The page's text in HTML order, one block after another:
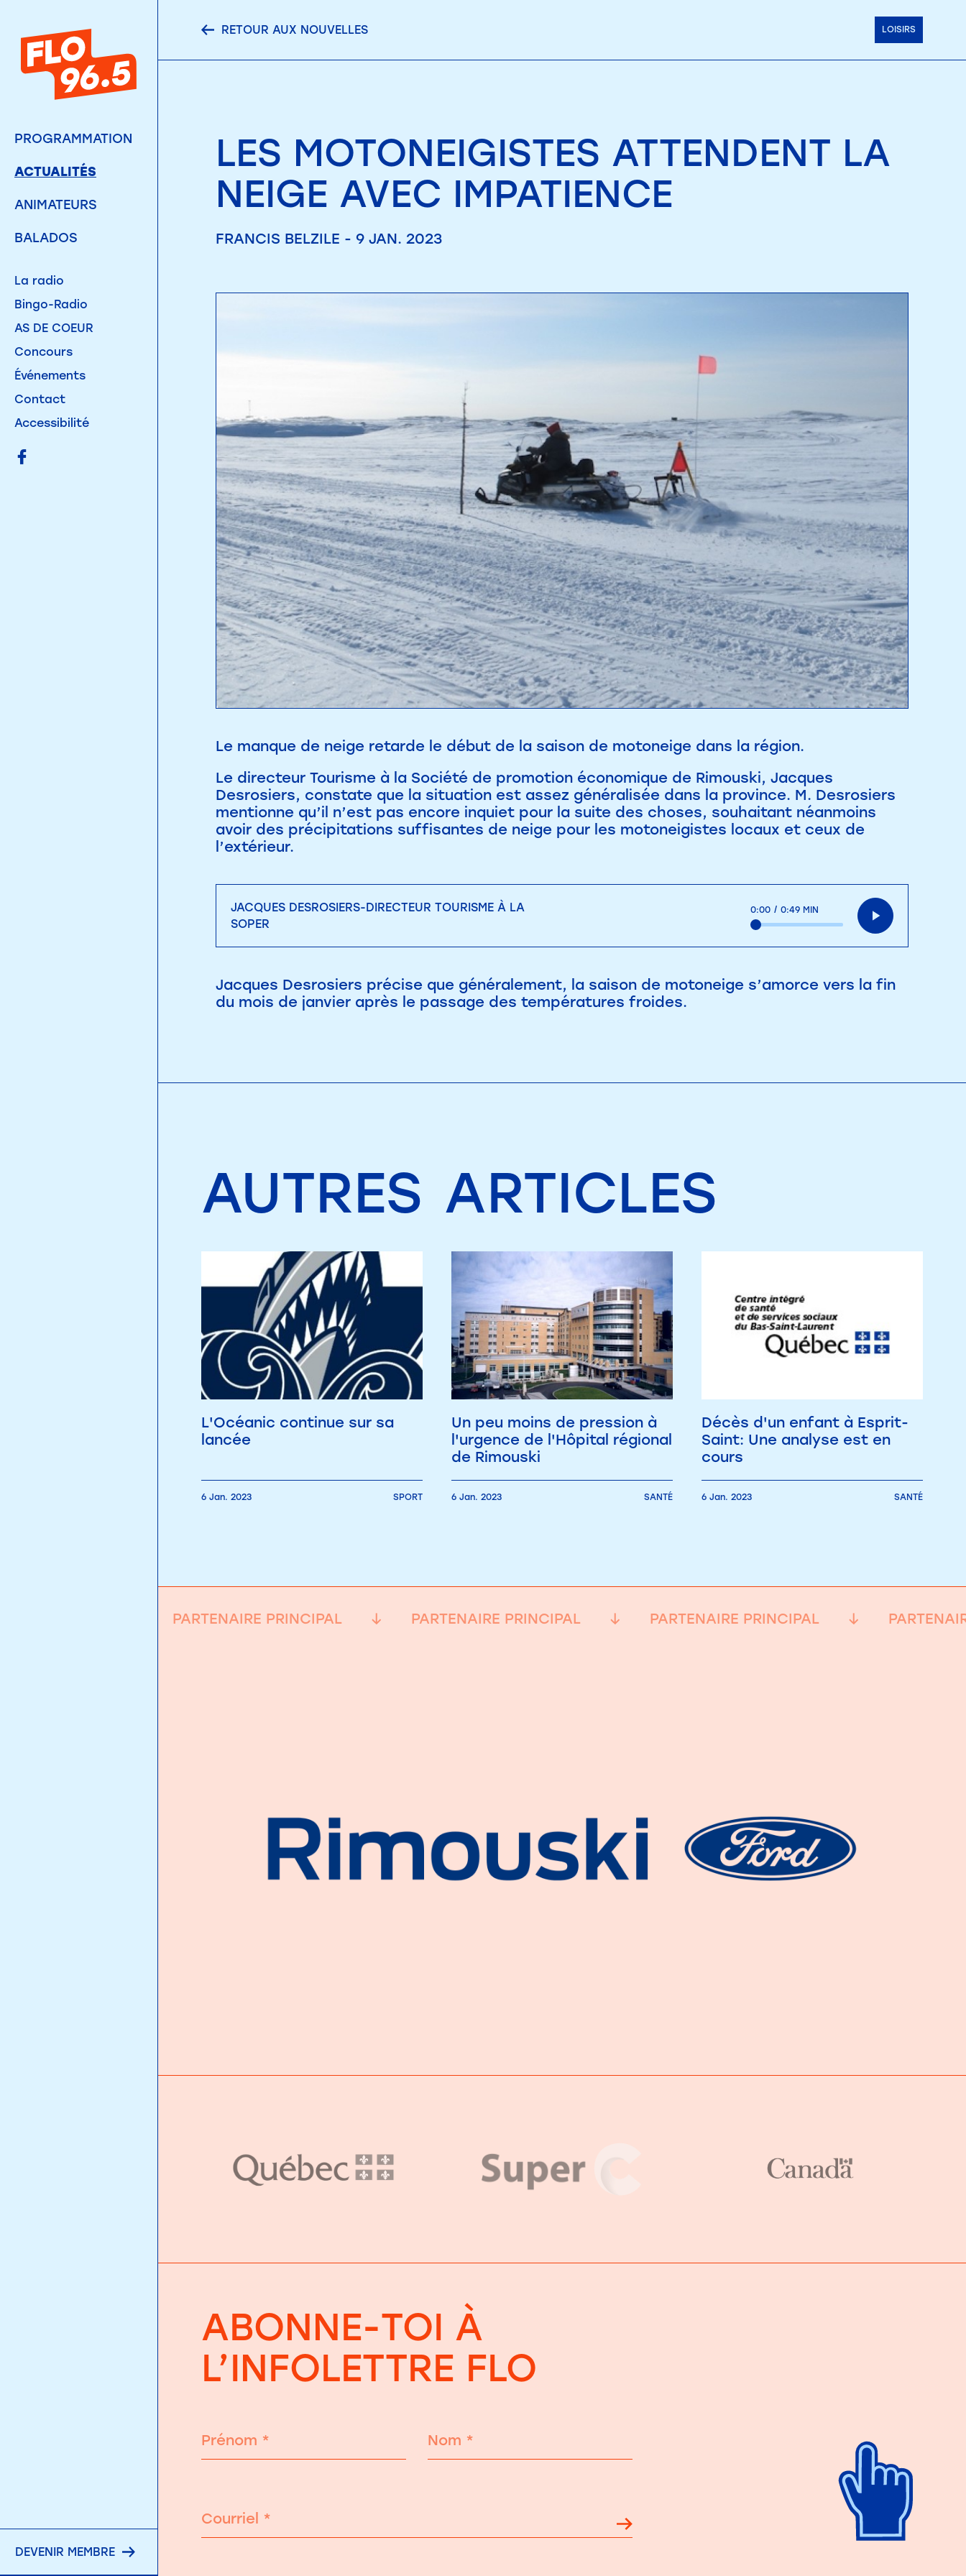
PROGRAMMATION
ACTUALITÉS
ANIMATEURS
BALADOS
La radio
Bingo-Radio
AS DE COEUR
Concours
Événements
Contact
Accessibilité
DEVENIR MEMBRE
RETOUR AUX NOUVELLES LOISIRS
LES MOTONEIGISTES ATTENDENT LA
NEIGE AVEC IMPATIENCE
FRANCIS BELZILE - 9 JAN. 2023
Le manque de neige retarde le début de la saison de motoneige dans la région.
Le directeur Tourisme à la Société de promotion économique de Rimouski, Jacques
Desrosiers, constate que la situation est assez généralisée dans la province. M. Desrosiers
mentionne qu’il n’est pas encore inquiet pour la suite des choses, souhaitant néanmoins
avoir des précipitations suffisantes de neige pour les motoneigistes locaux et ceux de
l’extérieur.
JACQUES DESROSIERS-DIRECTEUR TOURISME À LA
SOPER
0:00 / 0:49 MIN
Jacques Desrosiers précise que généralement, la saison de motoneige s’amorce vers la fin
du mois de janvier après le passage des températures froides.
AUTRES ARTICLES
L'Océanic continue sur sa
lancée
6 Jan. 2023 SPORT
Un peu moins de pression à
l'urgence de l'Hôpital régional
de Rimouski
6 Jan. 2023 SANTÉ
Décès d'un enfant à Esprit-
Saint: Une analyse est en
cours
6 Jan. 2023 SANTÉ
PARTENAIRE PRINCIPAL PARTENAIRE PRINCIPAL PARTENAIRE PRINCIPAL
ABONNE-TOI À
L’INFOLETTRE FLO
Prénom * Nom *
Courriel *